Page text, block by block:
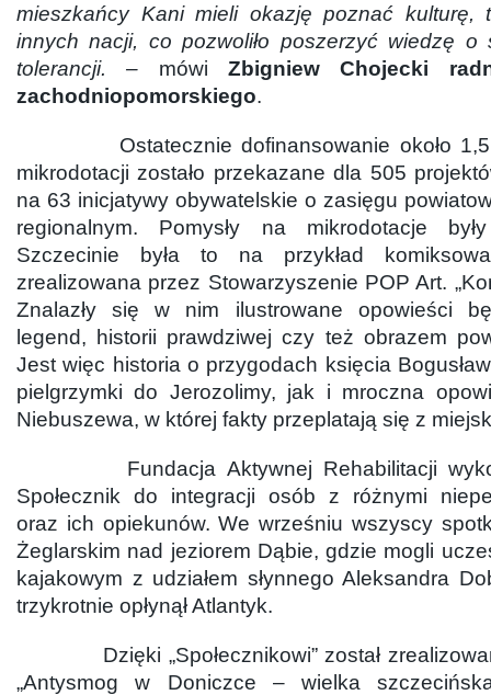
mieszkańcy Kani mieli okazję poznać kulturę,
innych nacji, co pozwoliło poszerzyć wiedzę o
tolerancji. – mówiZbigniew Chojecki
zachodniopomorskiego.
Ostatecznie dofinansowanie około 1,5
mikrodotacji zostało przekazane dla 505
na 63 inicjatywy obywatelskie o zasięgu
regionalnym. Pomysły na mikrodotacje
Szczecinie była to na przykład
zrealizowana przez Stowarzyszenie POP Art.
Znalazły się w nim ilustrowane opowieści
legend, historii prawdziwej czy też obrazem
Jest więc historia o przygodach księcia
pielgrzymki do Jerozolimy, jak i mroczna
Niebuszewa, w której fakty przeplatają się z
Fundacja Aktywnej Rehabilitacji
Społecznik do integracji osób z różnymi
oraz ich opiekunów. We wrześniu wszyscy
Żeglarskim nad jeziorem Dąbie, gdzie mogli
kajakowym z udziałem słynnego Aleksandra
trzykrotnie opłynął Atlantyk.
Dzięki „Społecznikowi” został
„Antysmog w Doniczce – wielka